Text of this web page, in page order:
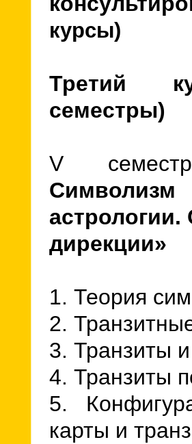
курсы)
Третий
семестры)
V
дирекции»
1. Теория
2.
3. Транзиты
4. Транзиты
5.
карты и